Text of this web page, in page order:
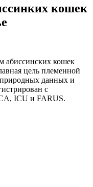
кошек
абиссинских кошек
цель племенной
данных и
с
ICU и FARUS.